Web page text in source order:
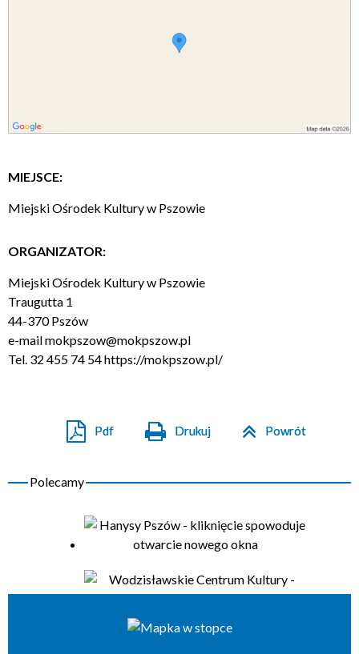
MIEJSCE:
Miejski Ośrodek Kultury w Pszowie
ORGANIZATOR:
Miejski Ośrodek Kultury w Pszowie
Traugutta 1
44-370 Pszów
e-mailmokpszow@mokpszow.pl
Tel. 32 455 74 54https://mokpszow.pl/
Pdf Drukuj Powrót